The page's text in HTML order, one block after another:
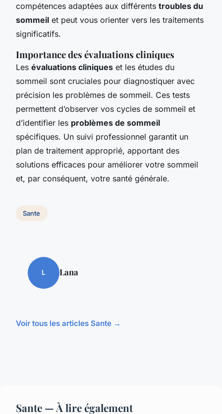
compétences adaptées aux différents troubles du
sommeil et peut vous orienter vers les traitements
significatifs.
Importance des évaluations cliniques
Les évaluations cliniques et les études du
sommeil sont cruciales pour diagnostiquer avec
précision les problèmes de sommeil. Ces tests
permettent d’observer vos cycles de sommeil et
d’identifier les problèmes de sommeil
spécifiques. Un suivi professionnel garantit un
plan de traitement approprié, apportant des
solutions efficaces pour améliorer votre sommeil
et, par conséquent, votre santé générale.
Sante
L Lana
Voir tous les articles Sante →
Sante — À lire également